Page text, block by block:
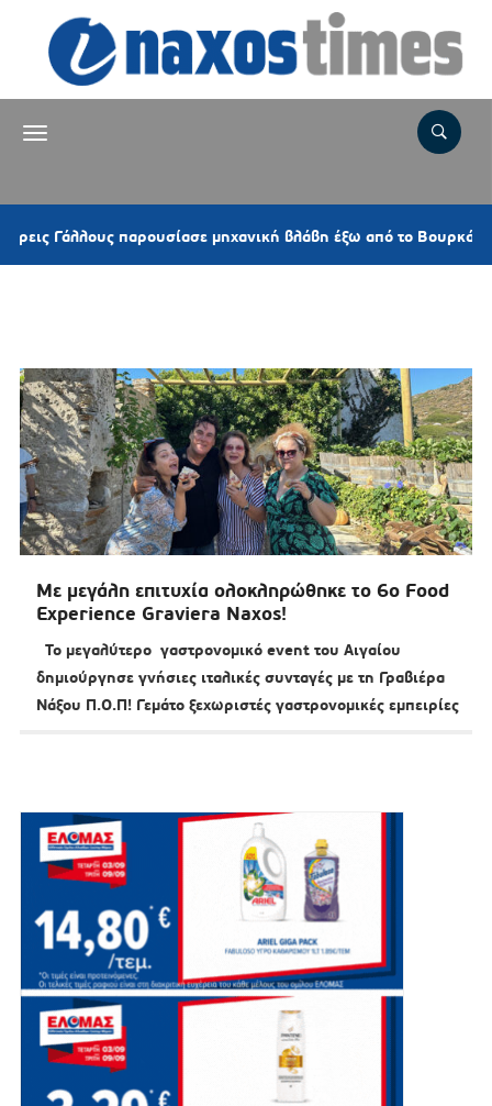
Γάλλους παρουσίασε μηχανική βλάβη έξω από το Βουρκάρι
Mε μεγάλη επιτυχία ολοκληρώθηκε το 6ο Food
Experience Graviera Naxos!
Το μεγαλύτερο γαστρονομικό event του Αιγαίου
δημιούργησε γνήσιες ιταλικές συνταγές με τη Γραβιέρα
Νάξου Π.Ο.Π! Γεμάτο ξεχωριστές γαστρονομικές εμπειρίες